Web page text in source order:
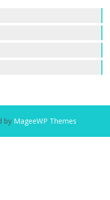
by MageeWP Themes.